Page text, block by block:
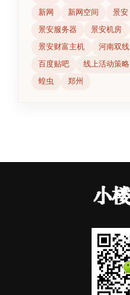
新网 新网空间 景安
景安服务器 景安机房
景安财富主机 河南双线
百度贴吧 线上活动策略
蝗虫 郑州